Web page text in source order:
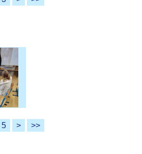
5 > >>